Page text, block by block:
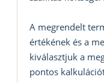
A megrendelt
értékének és a
kiválasztjuk a
pontos